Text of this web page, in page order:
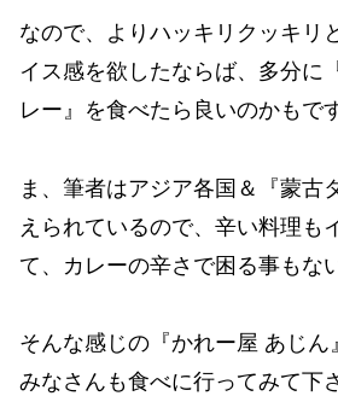
なので、よりハッキリクッキリ
イス感を欲したならば、多分に
レー』を食べたら良いのかもで
ま、筆者はアジア各国＆『蒙古
えられているので、辛い料理も
て、カレーの辛さで困る事もな
そんな感じの『かれー屋 あじん
みなさんも食べに行ってみて下